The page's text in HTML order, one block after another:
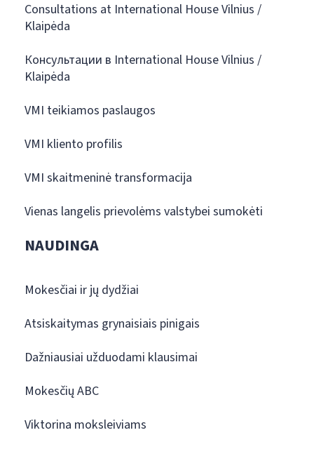
Consultations at International House Vilnius /
Klaipėda
Консультации в International House Vilnius /
Klaipėda
VMI teikiamos paslaugos
VMI kliento profilis
VMI skaitmeninė transformacija
Vienas langelis prievolėms valstybei sumokėti
NAUDINGA
Mokesčiai ir jų dydžiai
Atsiskaitymas grynaisiais pinigais
Dažniausiai užduodami klausimai
Mokesčių ABC
Viktorina moksleiviams